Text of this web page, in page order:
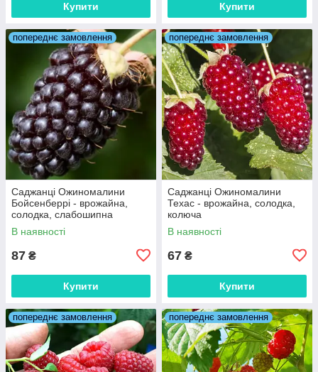
Купити Купити
попереднє замовлення
Саджанці Ожиномалини
Бойсенберрі - врожайна,
солодка, слабошипна
В наявності
87 ₴
Купити
попереднє замовлення
Саджанці Ожиномалини
Техас - врожайна, солодка,
колюча
В наявності
67 ₴
Купити
попереднє замовлення попереднє замовлення